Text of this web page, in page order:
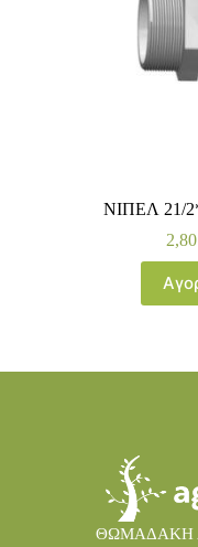
ΝΙΠΕΛ 21/
ΘΩΜΑΔΑΚΗ